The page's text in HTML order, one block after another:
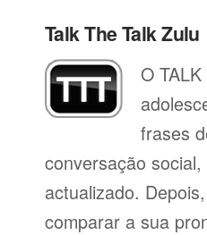
Talk The Talk Zulu
O
frases
conversação
actualizado.
comparar a sua